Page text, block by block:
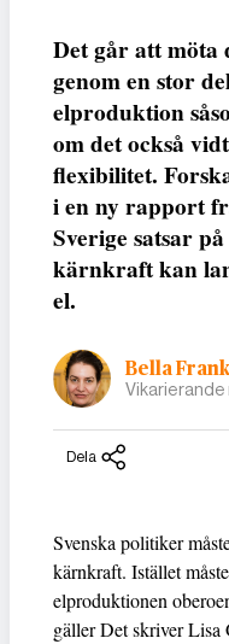
Det går att möta
genom en stor
elproduktion
om det också
flexibilitet.
i en ny rapport
Sverige satsar
kärnkraft kan
el.
Bella Frank
Dela
Svenska politiker
kärnkraft. Istället
elproduktionen
gäller Det skriver Lisa